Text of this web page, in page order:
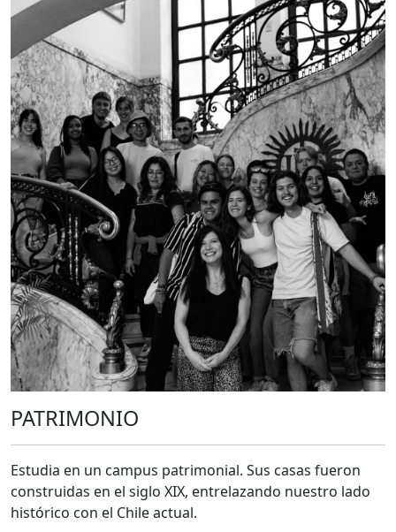
PATRIMONIO
Estudia en un campus patrimonial. Sus casas fueron
construidas en el siglo XIX, entrelazando nuestro lado
histórico con el Chile actual.